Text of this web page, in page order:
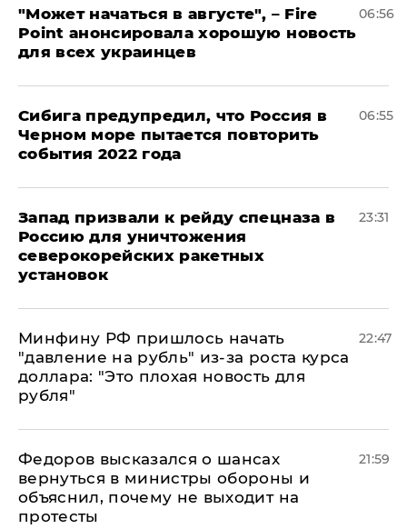
"Может начаться в августе", – Fire
Point анонсировала хорошую новость
для всех украинцев
06:56
Сибига предупредил, что Россия в
Черном море пытается повторить
события 2022 года
06:55
Запад призвали к рейду спецназа в
Россию для уничтожения
северокорейских ракетных
установок
23:31
Минфину РФ пришлось начать
"давление на рубль" из-за роста курса
доллара: "Это плохая новость для
рубля"
22:47
Федоров высказался о шансах
вернуться в министры обороны и
объяснил, почему не выходит на
протесты
21:59